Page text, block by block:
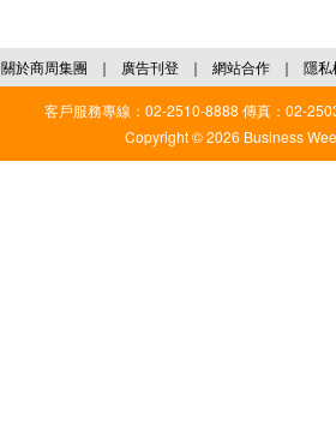
關於商周集團 ｜ 廣告刊登 ｜ 網站合作 ｜ 隱私
客戶服務專線：02-2510-8888 傳真：02-
Copyright © 2026 Business